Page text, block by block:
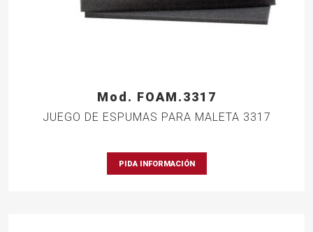
Mod. FOAM.3317
JUEGO DE ESPUMAS PARA MALETA 3317
PIDA INFORMACIÓN